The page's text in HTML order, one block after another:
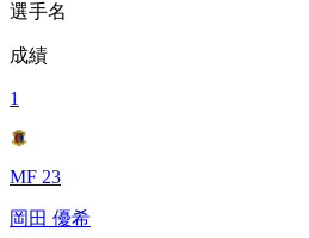
選手名
成績
1
MF 23
岡田 優希